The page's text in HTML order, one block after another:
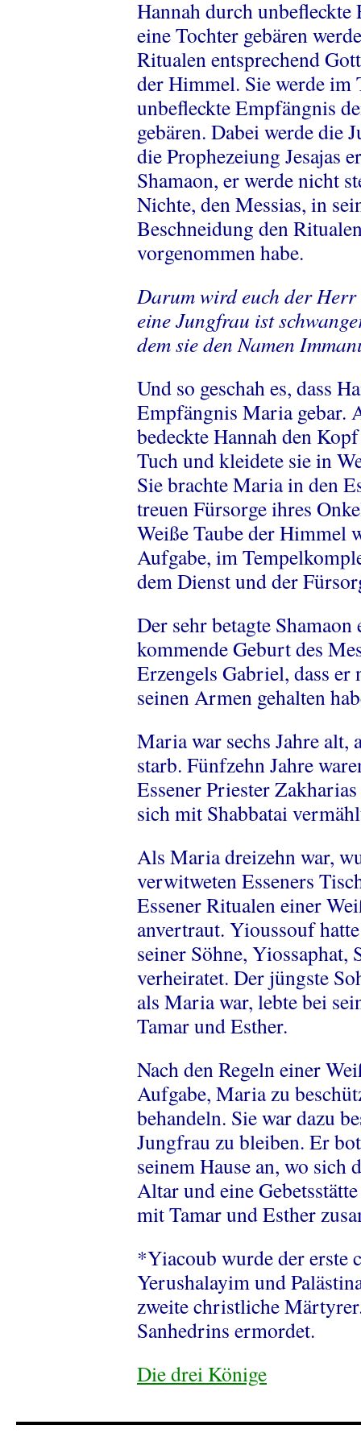
Hannah durch
eine Tochter gebären
Ritualen entsprechend
der Himmel. Sie werde im
unbefleckte Empfängnis
gebären. Dabei werde die
die Prophezeiung Jesajas
Shamaon, er werde nicht
Nichte, den Messias, in
Beschneidung den
vorgenommen habe.
Darum wird euch der Herr
eine Jungfrau ist
dem sie den Namen
Und so geschah es, dass
Empfängnis Maria gebar.
bedeckte Hannah den
Tuch und kleidete sie in
Sie brachte Maria in den
treuen Fürsorge ihres
Weiße Taube der Himmel
Aufgabe, im
dem Dienst und der
Der sehr betagte
kommende Geburt des
Erzengels Gabriel, dass er
seinen Armen gehalten
Maria war sechs Jahre
starb. Fünfzehn Jahre
Essener Priester
sich mit Shabbatai
Als Maria dreizehn war,
verwitweten Esseners
Essener Ritualen einer
anvertraut. Yioussouf
seiner Söhne, Yiossaphat,
verheiratet. Der jüngste
als Maria war, lebte bei
Tamar und Esther.
Nach den Regeln einer
Aufgabe, Maria zu
behandeln. Sie war dazu
Jungfrau zu bleiben. Er
seinem Hause an, wo sich
Altar und eine
mit Tamar und Esther
*Yiacoub wurde der erste
Yerushalayim und
zweite christliche
Sanhedrins ermordet.
Die drei Könige